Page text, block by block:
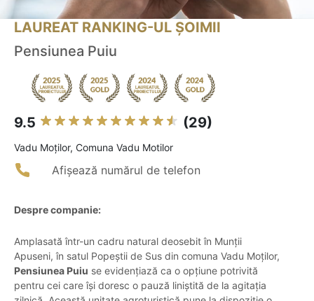
LAUREAT RANKING-UL ȘOIMII
Pensiunea Puiu
9.5 (29)
Vadu Moţilor, Comuna Vadu Motilor
Afișează numărul de telefon
Despre companie:
Amplasată într-un cadru natural deosebit în Munții
Apuseni, în satul Popeștii de Sus din comuna Vadu Moților,
Pensiunea Puiu se evidențiază ca o opțiune potrivită
pentru cei care își doresc o pauză liniștită de la agitația